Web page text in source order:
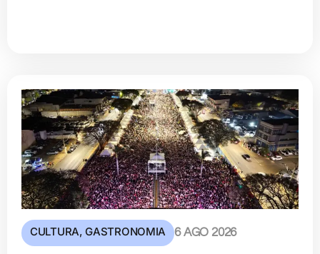
CULTURA,GASTRONOMIA 6 AGO 2026